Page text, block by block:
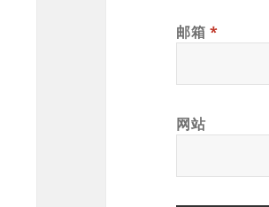
邮箱*
网站